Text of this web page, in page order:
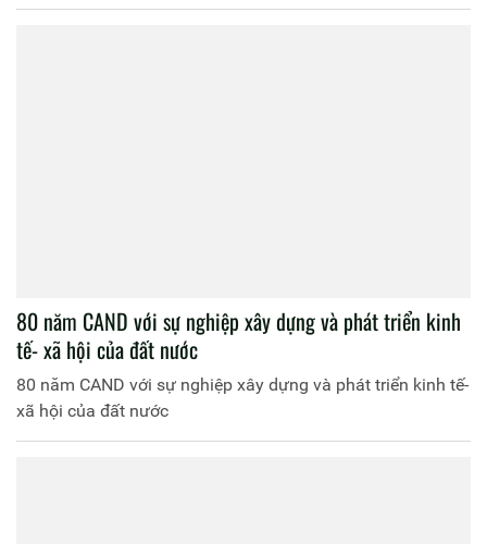
80 năm CAND với sự nghiệp xây dựng và phát triển kinh
tế- xã hội của đất nước
80 năm CAND với sự nghiệp xây dựng và phát triển kinh tế-
xã hội của đất nước